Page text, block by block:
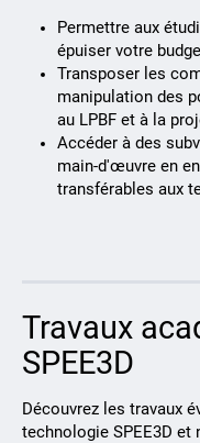
Permettre aux
épuiser votre
Transposer les
manipulation des
au LPBF et à la
Accéder à des
main-d'œuvre en
transférables aux
Travaux
SPEE3D
Découvrez les travaux
technologie SPEE3D